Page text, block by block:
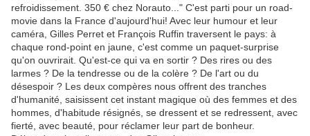
refroidissement. 350 € chez Norauto..." C'est parti pour un road-
movie dans la France d'aujourd'hui! Avec leur humour et leur
caméra, Gilles Perret et François Ruffin traversent le pays: à
chaque rond-point en jaune, c'est comme un paquet-surprise
qu'on ouvrirait. Qu'est-ce qui va en sortir ? Des rires ou des
larmes ? De la tendresse ou de la colère ? De l'art ou du
désespoir ? Les deux compères nous offrent des tranches
d'humanité, saisissent cet instant magique où des femmes et des
hommes, d'habitude résignés, se dressent et se redressent, avec
fierté, avec beauté, pour réclamer leur part de bonheur.